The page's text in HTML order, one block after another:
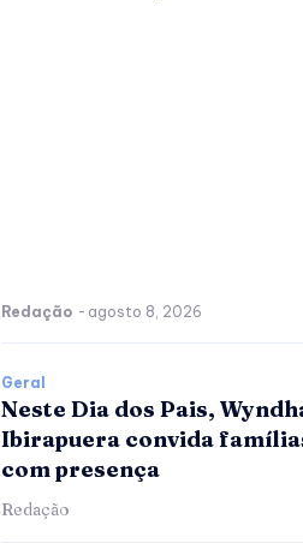
Redação - agosto 8, 2026
Geral
Neste Dia dos Pais,
Ibirapuera convida
com presença
Redação